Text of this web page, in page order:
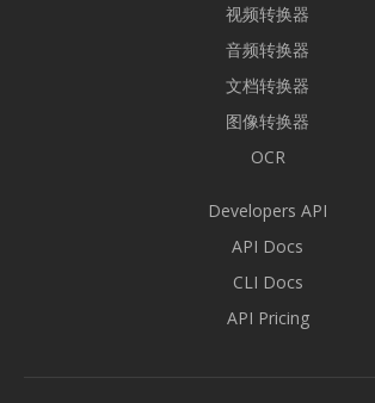
视频转换器
音频转换器
文档转换器
图像转换器
OCR
Developers API
API Docs
CLI Docs
API Pricing